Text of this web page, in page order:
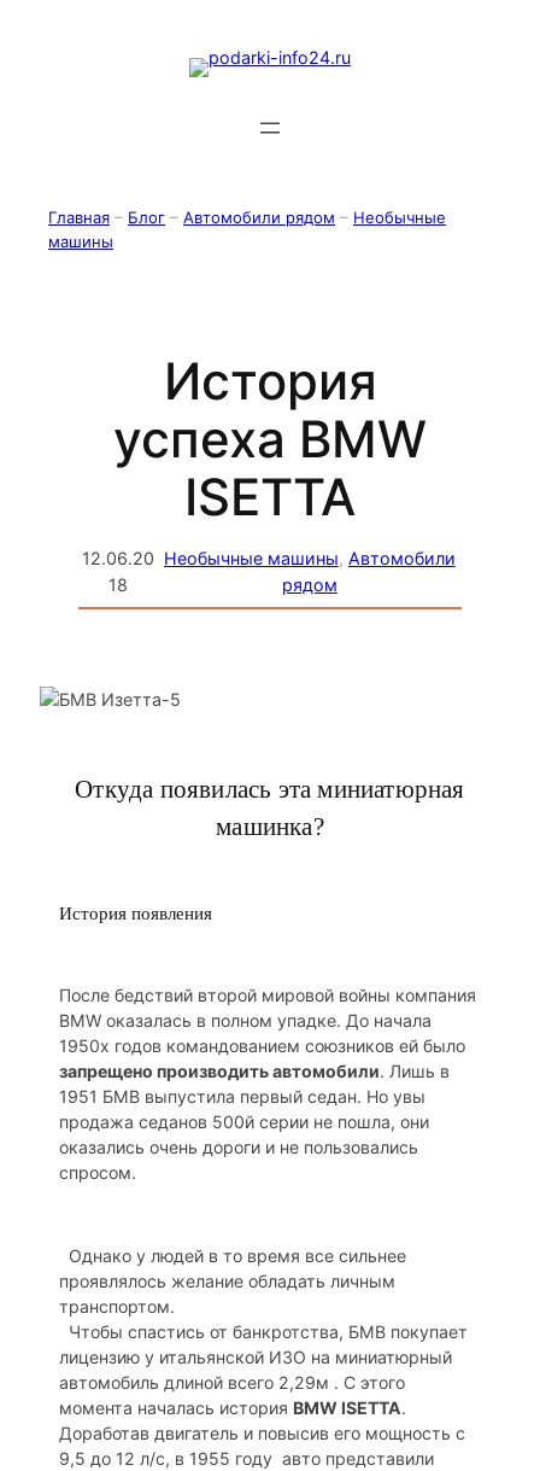
Главная – Блог – Автомобили рядом – Необычные
машины
История
успеха BMW
ISETTA
12.06.20
18
Необычные машины, Автомобили
рядом
Откуда появилась эта миниатюрная
машинка?
История появления
После бедствий второй мировой войны компания
BMW оказалась в полном упадке. До начала
1950х годов командованием союзников ей было
запрещено производить автомобили. Лишь в
1951 БМВ выпустила первый седан. Но увы
продажа седанов 500й серии не пошла, они
оказались очень дороги и не пользовались
спросом.
Однако у людей в то время все сильнее
проявлялось желание обладать личным
транспортом.
Чтобы спастись от банкротства, БМВ покупает
лицензию у итальянской ИЗО на миниатюрный
автомобиль длиной всего 2,29м . С этого
момента началась история BMW ISETTA.
Доработав двигатель и повысив его мощность с
9,5 до 12 л/с, в 1955 году авто представили